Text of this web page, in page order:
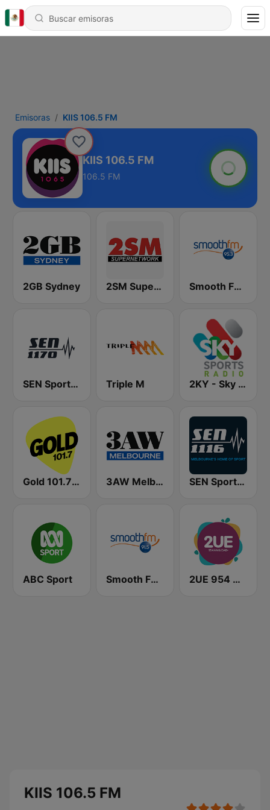
Emisoras KIIS 106.5 FM
KIIS 106.5 FM
106.5 FM
2GB Sydney 2SM Super Radio Smooth FM 95.3 Sydney
SEN Sports 1170 Sydney Triple M 2KY - Sky Sports Radio
Gold 101.7 FM 3AW Melbourne SEN Sports 1116 AM
ABC Sport Smooth FM 91.5 Melbourne 2UE 954 AM
KIIS 106.5 FM